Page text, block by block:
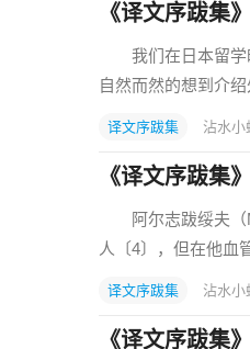
《译文序跋集
我们在日本留学时
自然而然的想到介
译文序跋集 沾水小
《译文序跋集
阿尔志跋绥夫（M
人〔4〕，但在他血
译文序跋集 沾水小
《译文序跋集